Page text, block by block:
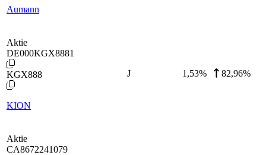
Aumann
Aktie
DE000KGX8881
KGX888
KION
J 1,53% 82,96%
Aktie
CA8672241079